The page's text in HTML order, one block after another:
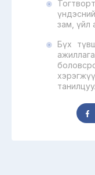
зам, үйл
Бүх